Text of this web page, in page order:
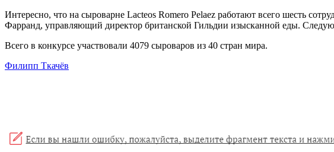
Интересно, что на сыроварне Lacteos Romero Pelaez работают всего шесть
Фарранд, управляющий директор британской Гильдии изысканной еды.
Всего в конкурсе участвовали 4079 сыроваров из 40 стран мира.
Филипп Ткачёв